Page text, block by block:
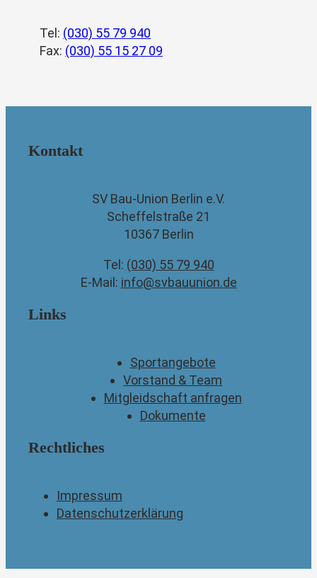
Tel: (030) 55 79 940
Fax: (030) 55 15 27 09
Kontakt
SV Bau-Union Berlin e.V.
Scheffelstraße 21
10367 Berlin
Tel: (030) 55 79 940
E-Mail: info@svbauunion.de
Links
Sportangebote
Vorstand & Team
Mitgleidschaft anfragen
Dokumente
Rechtliches
Impressum
Datenschutzerklärung